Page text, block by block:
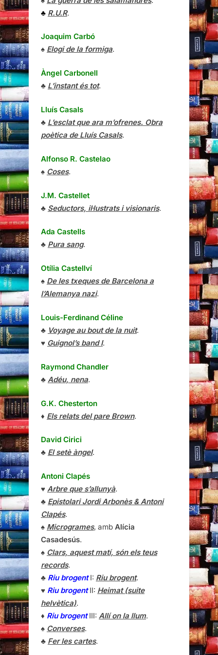
♣ R.U.R.
Joaquim Carbó
♠ Elogi de la formiga.
Àngel Carbonell
♣ L’instant és tot.
Lluís Casals
♣ L’esclat que ara m’ofrenes. Obra
poètica de Lluís Casals.
Alfonso R. Castelao
♠ Coses.
J.M. Castellet
♣ Seductors, il·lustrats i visionaris.
Ada Castells
♣ Pura sang.
Otília Castellví
♠ De les txeques de Barcelona a
l’Alemanya nazi.
Louis-Ferdinand Céline
♣ Voyage au bout de la nuit.
♥ Guignol’s band I.
Raymond Chandler
♣ Adéu, nena.
G.K. Chesterton
♦ Els relats del pare Brown.
David Cirici
♣ El setè àngel.
Antoni Clapés
♥ Arbre que s’allunyà.
♣ Epistolari Jordi Arbonès & Antoni
Clapés.
♠ Microgrames, amb Alícia
Casadesús.
♠ Clars, aquest matí, són els teus
records.
♣ Riu brogentI: Riu brogent.
♥ Riu brogentII: Heimat (suite
helvètica).
♦ Riu brogentIII: Allí on la llum.
♠ Converses.
♣ Fer les cartes.